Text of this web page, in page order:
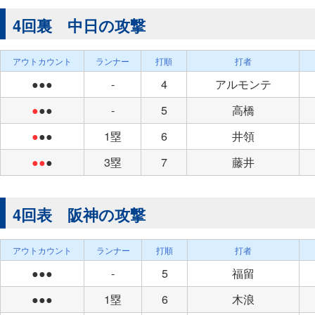
4回裏 中日の攻撃
アウトカウント ランナー 打順 打者
●●● - 4
アルモンテ
●●● - 5
高橋
●●● 1塁 6
井領
●●● 3塁 7 藤井
4回表 阪神の攻撃
アウトカウント ランナー 打順 打者
●●● - 5
福留
●●●
1塁 6
木浪